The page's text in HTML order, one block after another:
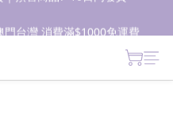
金✨ 點擊了解更多詳情🔎